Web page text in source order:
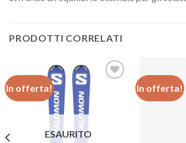
PRODOTTI CORRELATI
In offerta!
ESAURITO
In offerta!